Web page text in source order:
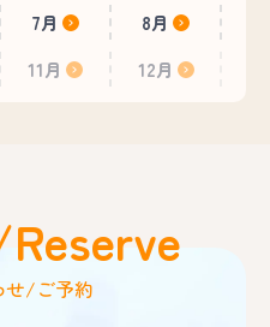
7月
8月
11月 12月
せ/ご予約